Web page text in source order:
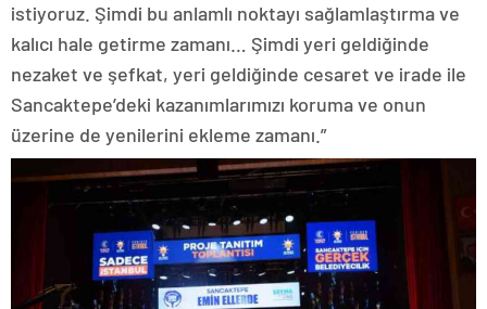
istiyoruz. Şimdi bu anlamlı noktayı sağlamlaştırma ve
kalıcı hale getirme zamanı… Şimdi yeri geldiğinde
nezaket ve şefkat, yeri geldiğinde cesaret ve irade ile
Sancaktepe’deki kazanımlarımızı koruma ve onun
üzerine de yenilerini ekleme zamanı.”